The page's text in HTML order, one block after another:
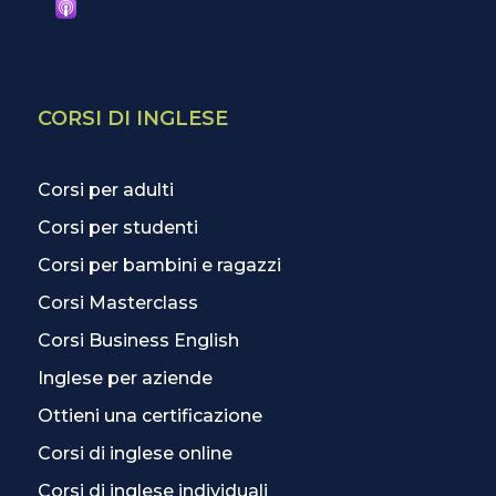
CORSI DI INGLESE
Corsi per adulti
Corsi per studenti
Corsi per bambini e ragazzi
Corsi Masterclass
Corsi Business English
Inglese per aziende
Ottieni una certificazione
Corsi di inglese online
Corsi di inglese individuali